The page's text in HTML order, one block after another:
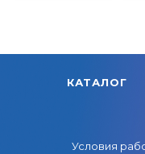
КАТАЛОГ
Условия